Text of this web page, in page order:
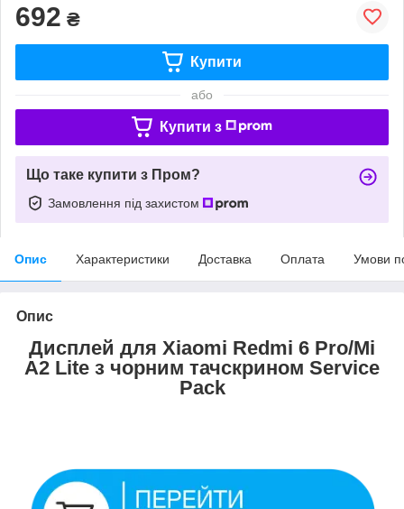
692 ₴
Купити
або
Купити з
Що таке купити з Пром?
Замовлення під захистом
Опис Характеристики Доставка Оплата Умови
Опис
Дисплей для Xiaomi Redmi 6 Pro/Mi
A2 Lite з чорним тачскрином Service
Pack